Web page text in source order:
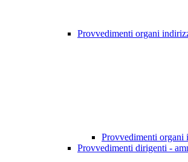
Provvedimenti organi
Provvedimenti
Provvedimenti dirigenti -